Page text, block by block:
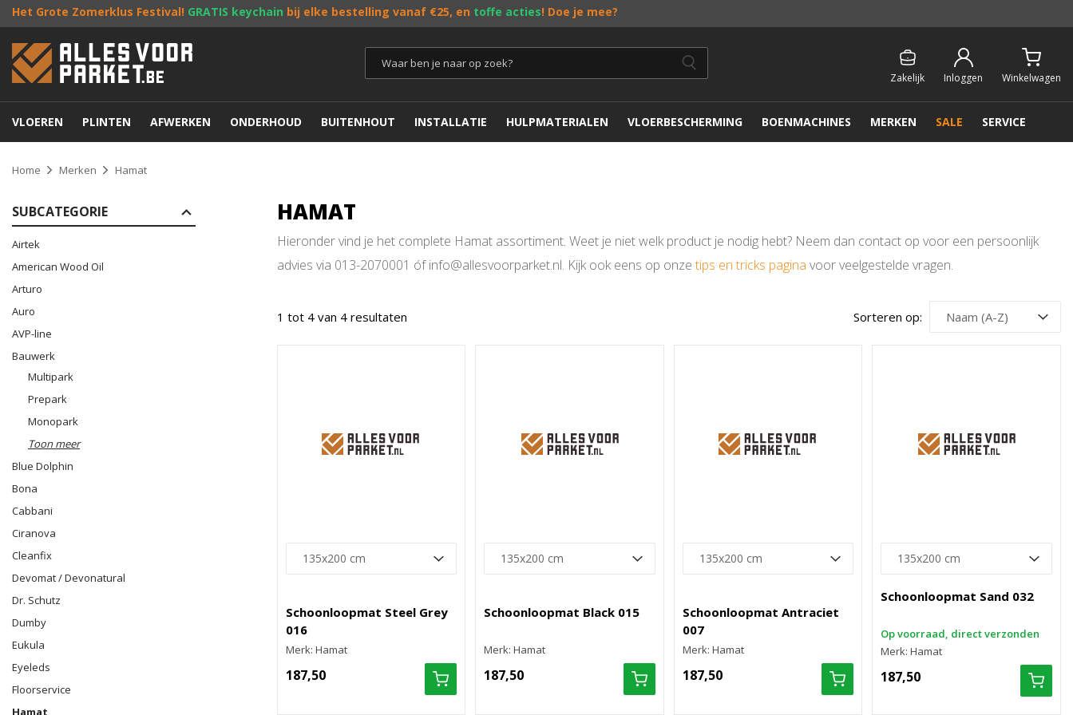
Het Grote Zomerklus Festival! GRATIS keychain bij elke bestelling vanaf €25, en toffe acties! Doe je mee?
Zakelijk Inloggen Winkelwagen
VLOEREN PLINTEN AFWERKEN ONDERHOUD BUITENHOUT INSTALLATIE HULPMATERIALEN VLOERBESCHERMING BOENMACHINES MERKEN SALE SERVICE
Home Merken Hamat
SUBCATEGORIE
Airtek
American Wood Oil
Arturo
Auro
AVP-line
Bauwerk
Multipark
Prepark
Monopark
Toon meer
Blue Dolphin
Bona
Cabbani
Ciranova
Cleanfix
Devomat / Devonatural
Dr. Schutz
Dumby
Eukula
Eyeleds
Floorservice
Hamat
HAMAT
Hieronder vind je het complete Hamat assortiment. Weet je niet welk product je nodig hebt? Neem dan contact op voor een persoonlijk
advies via 013-2070001 óf info@allesvoorparket.nl. Kijk ook eens op onze tips en tricks pagina voor veelgestelde vragen.
1 tot 4 van 4 resultaten Sorteren op:
Schoonloopmat Steel Grey
016
Merk: Hamat
187,50
Schoonloopmat Black 015
Merk: Hamat
187,50
Schoonloopmat Antraciet
007
Merk: Hamat
187,50
Schoonloopmat Sand 032
Op voorraad, direct verzonden
Merk: Hamat
187,50